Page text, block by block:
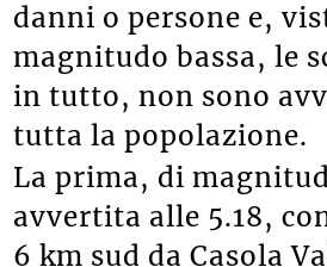
danni o persone e,
magnitudo bassa, le
in tutto, non sono
tutta la popolazione.
La prima, di
avvertita alle 5.18,
6 km sud da Casola